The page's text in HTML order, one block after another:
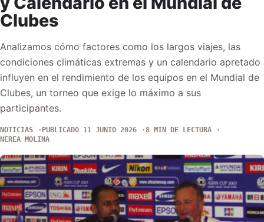
Clubes
Analizamos cómo factores como los largos viajes, las
condiciones climáticas extremas y un calendario apretado
influyen en el rendimiento de los equipos en el Mundial de
Clubes, un torneo que exige lo máximo a sus
participantes.
NOTICIAS PUBLICADO 11 JUNIO 2026
8 MIN DE LECTURA
NEREA MOLINA